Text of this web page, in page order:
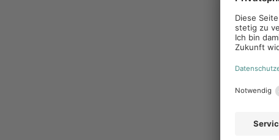
Du warst also lange Zeit auch als Werkstudentin
andere Werkstudenten, wie man Studium und